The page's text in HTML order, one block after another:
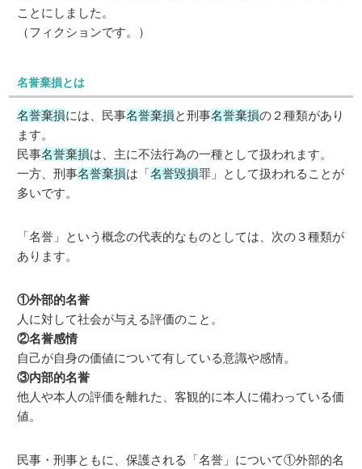
ことにしました。
（フィクションです。）
名誉棄損とは
名誉棄損には、民事名誉棄損と刑事名誉棄損の２種類があり
ます。
民事名誉棄損は、主に不法行為の一種として扱われます。
一方、刑事名誉棄損は「名誉毀損罪」として扱われることが
多いです。
「名誉」という概念の代表的なものとしては、次の３種類が
あります。
①外部的名誉
人に対して社会が与える評価のこと。
②名誉感情
自己が自身の価値について有している意識や感情。
③内部的名誉
他人や本人の評価を離れた、客観的に本人に備わっている価
値。
民事・刑事ともに、保護される「名誉」について①外部的名